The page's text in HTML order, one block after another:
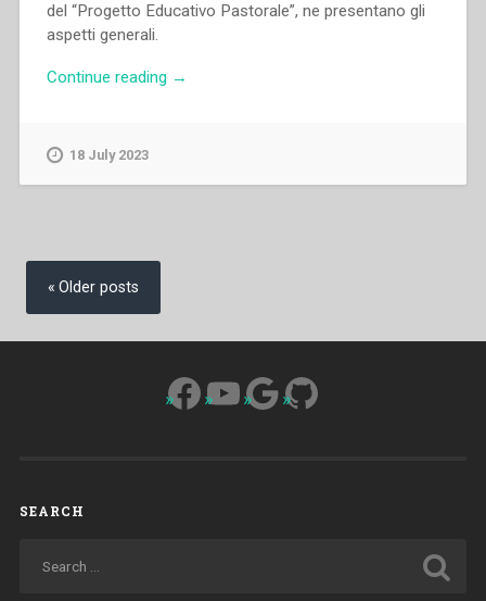
del “Progetto Educativo Pastorale”, ne presentano gli
aspetti generali.
Continue reading “Carlo
→
18 July 2023
Posts
navigation
Older posts
Facebook
YouTube
Google
GitHub
SEARCH